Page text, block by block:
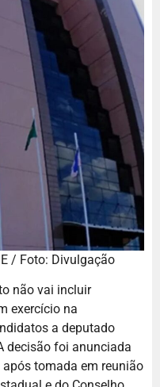
/ Foto: Divulgação
não vai incluir
exercício na
a deputado
decisão foi anunciada
tomada em reunião